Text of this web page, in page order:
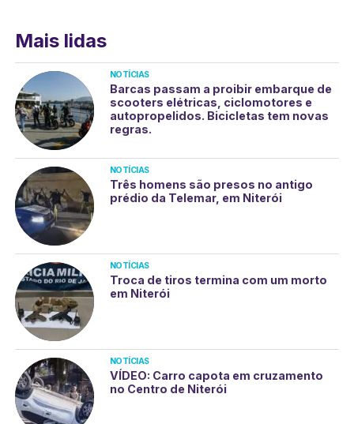
Mais lidas
NOTÍCIAS
Barcas passam a proibir embarque de
scooters elétricas, ciclomotores e
autopropelidos. Bicicletas tem novas
regras.
NOTÍCIAS
Três homens são presos no antigo
prédio da Telemar, em Niterói
NOTÍCIAS
Troca de tiros termina com um morto
em Niterói
NOTÍCIAS
VÍDEO: Carro capota em cruzamento
no Centro de Niterói